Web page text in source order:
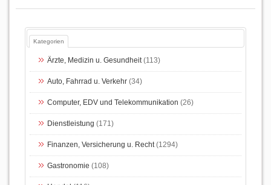
Kategorien
Ärzte, Medizin u. Gesundheit(113)
Auto, Fahrrad u. Verkehr (34)
Computer, EDV und Telekommunikation (26)
Dienstleistung (171)
Finanzen, Versicherung u. Recht(1294)
Gastronomie (108)